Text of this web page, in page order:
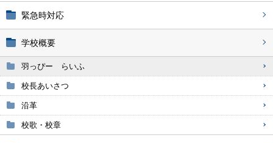
緊急時対応
学校概要
羽っぴー らいふ
校長あいさつ
沿革
校歌・校章